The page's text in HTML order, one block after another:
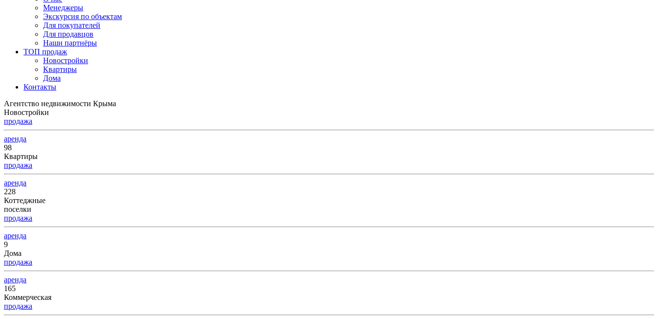
Менеджеры
Экскурсия по объектам
Для покупателей
Для продавцов
Наши партнёры
ТОП продаж
Новостройки
Квартиры
Дома
Контакты
Агентство недвижимости Крыма
Новостройки
продажа
аренда
98
Квартиры
продажа
аренда
228
Коттеджные
поселки
продажа
аренда
9
Дома
продажа
аренда
165
Коммерческая
продажа